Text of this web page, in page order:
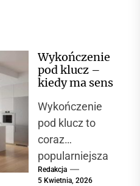
Wykończenie
pod klucz –
kiedy ma sens
Wykończenie
pod klucz to
coraz
popularniejsza
opcja wśród
Redakcja
5 Kwietnia, 2026